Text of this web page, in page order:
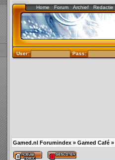
Home Forum Archief Redactie
User: Pass:
Gamed.nl Forumindex » Gamed Café »